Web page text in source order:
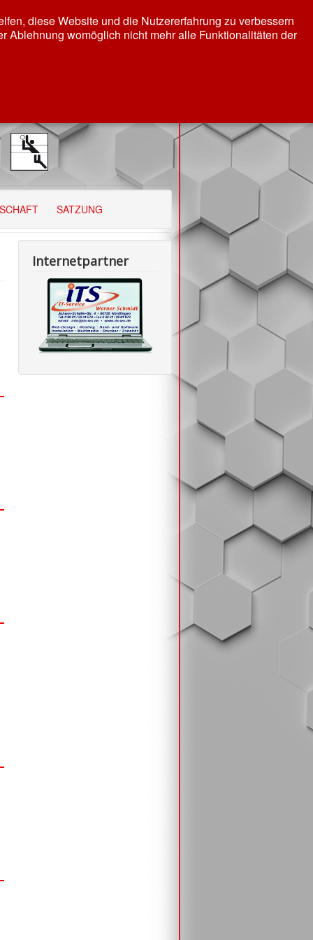
SATZUNG
Internetpartner
diese Website und die Nutzererfahrung zu verbessern
Ablehnung womöglich nicht mehr alle Funktionalitäten der